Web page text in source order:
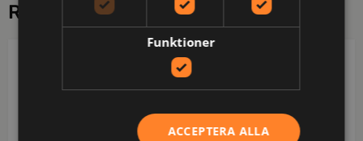
RELATERADE PRODUKTER
Funktioner
ACCEPTERA ALLA